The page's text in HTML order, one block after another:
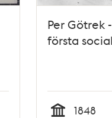
Per Götrek
första
1848